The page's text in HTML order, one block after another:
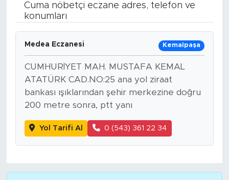
Cuma nöbetçi eczane adres, telefon ve
konumları
Medea Eczanesi Kemalpaşa
CUMHURİYET MAH. MUSTAFA KEMAL
ATATÜRK CAD.NO:25 ana yol ziraat
bankası ışıklarından şehir merkezine doğru
200 metre sonra, ptt yanı
Yol Tarifi Al 0 (543) 361 22 34
Siyaset
Spor
Ekonomi